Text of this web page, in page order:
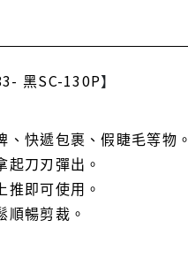
黑SC-130P】
快遞包裹、假睫毛等物。
刀刃彈出。
即可使用。
順暢剪裁。